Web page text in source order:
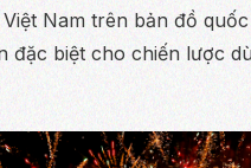
Nam trên bản đồ
đặc biệt cho chiến lược